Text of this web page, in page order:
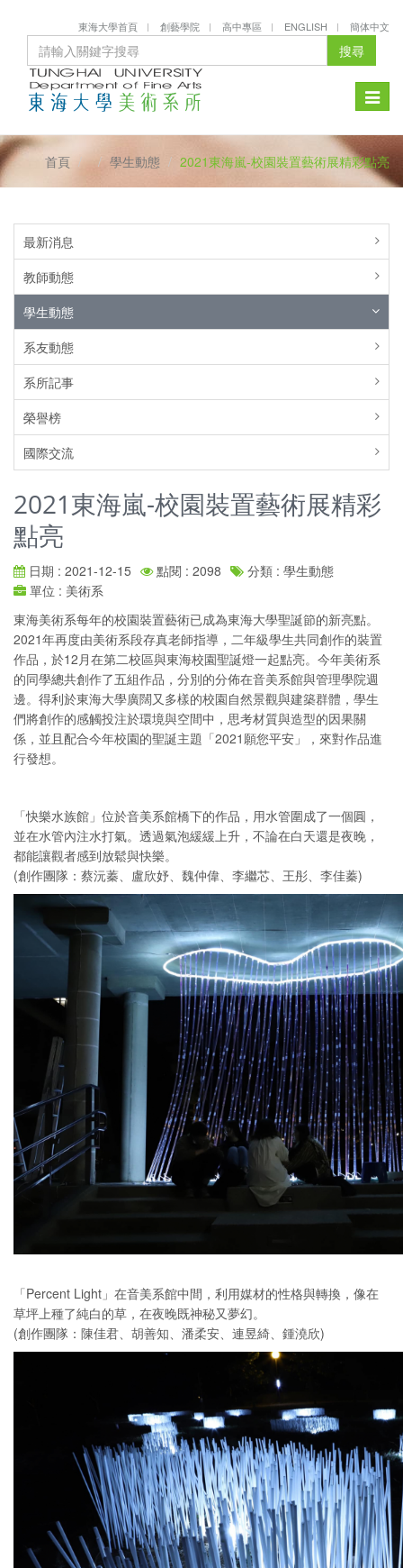
東海大學首頁 創藝學院 高中專區 ENGLISH 簡体中文
搜尋
Toggle
首頁 學生動態 2021東海嵐-校園裝置藝術展精彩點亮
最新消息
教師動態
學生動態
系友動態
系所記事
榮譽榜
國際交流
2021東海嵐-校園裝置藝術展精彩
點亮
日期 : 2021-12-15 點閱 : 2098
分類 : 學生動態
單位 : 美術系
東海美術系每年的校園裝置藝術已成為東海大學聖誕節的新亮點。
2021年再度由美術系段存真老師指導，二年級學生共同創作的裝置
作品，於12月在第二校區與東海校園聖誕燈一起點亮。今年美術系
的同學總共創作了五組作品，分別的分佈在音美系館與管理學院週
邊。得利於東海大學廣闊又多樣的校園自然景觀與建築群體，學生
們將創作的感觸投注於環境與空間中，思考材質與造型的因果關
係，並且配合今年校園的聖誕主題「2021願您平安」，來對作品進
行發想。
「快樂水族館」位於音美系館橋下的作品，用水管圍成了一個圓，
並在水管內注水打氣。透過氣泡緩緩上升，不論在白天還是夜晚，
都能讓觀者感到放鬆與快樂。
(創作團隊：蔡沅蓁、盧欣妤、魏仲偉、李繼芯、王彤、李佳蓁)
「Percent Light」在音美系館中間，利用媒材的性格與轉換，像在
草坪上種了純白的草，在夜晚既神秘又夢幻。
(創作團隊：陳佳君、胡善知、潘柔安、連昱綺、鍾澆欣)